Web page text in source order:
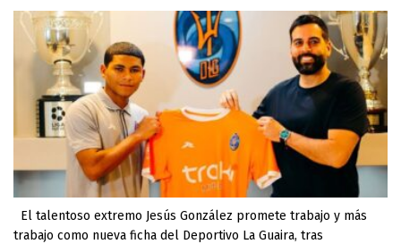
El talentoso extremo Jesús González promete trabajo y más
trabajo como nueva ficha del Deportivo La Guaira, tras